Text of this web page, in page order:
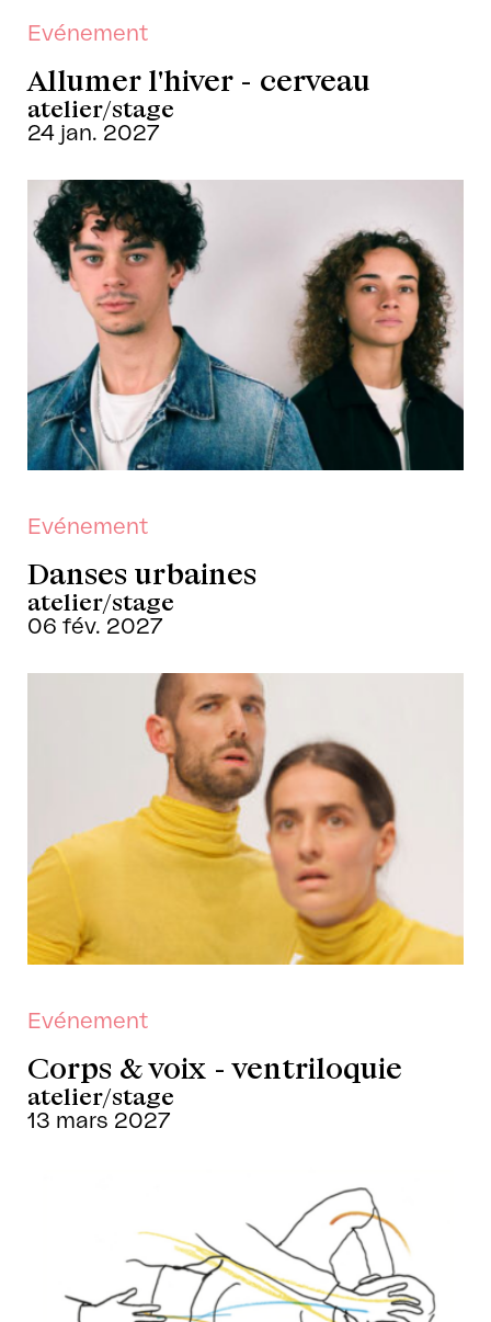
Evénement
Allumer l'hiver - cerveau
atelier/stage
24 jan. 2027
Evénement
Danses urbaines
atelier/stage
06 fév. 2027
Evénement
Corps & voix - ventriloquie
atelier/stage
13 mars 2027